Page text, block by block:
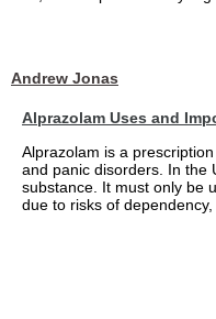
Andrew Jonas
Alprazolam Uses and
Alprazolam is a
and panic disorders. In the
substance. It must only be
due to risks of